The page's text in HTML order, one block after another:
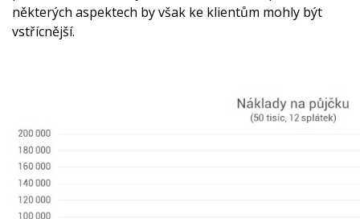
některých aspektech by však ke klientům mohly být
vstřícnější.